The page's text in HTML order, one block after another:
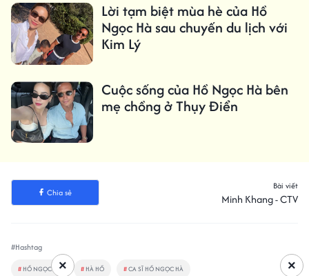
Lời tạm biệt mùa hè của Hồ
Ngọc Hà sau chuyến du lịch với
Kim Lý
Cuộc sống của Hồ Ngọc Hà bên
mẹ chồng ở Thụy Điển
Chia sẻ
Bài viết
Minh Khang - CTV
#Hashtag
# HỒ NGỌC HÀ # HÀ HỒ #CA SĨ HỒ NGỌC HÀ ×
×